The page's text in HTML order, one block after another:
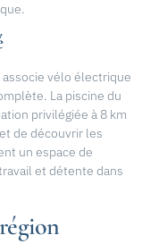
vélo électrique
La piscine du
privilégiée à 8 km
de découvrir les
un espace de
et détente dans